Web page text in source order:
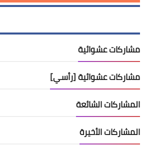
مشاركات عشوائية
مشاركات عشوائية [رأسي]
المشاركات الشائعة
المشاركات الأخيرة